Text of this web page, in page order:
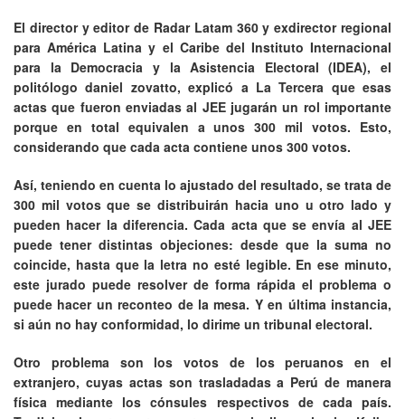
El director y editor de Radar Latam 360 y exdirector regional
para América Latina y el Caribe del Instituto Internacional
para la Democracia y la Asistencia Electoral (IDEA), el
politólogo daniel zovatto, explicó a La Tercera que esas
actas que fueron enviadas al JEE jugarán un rol importante
porque en total equivalen a unos 300 mil votos. Esto,
considerando que cada acta contiene unos 300 votos.
Así, teniendo en cuenta lo ajustado del resultado, se trata de
300 mil votos que se distribuirán hacia uno u otro lado y
pueden hacer la diferencia. Cada acta que se envía al JEE
puede tener distintas objeciones: desde que la suma no
coincide, hasta que la letra no esté legible. En ese minuto,
este jurado puede resolver de forma rápida el problema o
puede hacer un reconteo de la mesa. Y en última instancia,
si aún no hay conformidad, lo dirime un tribunal electoral.
Otro problema son los votos de los peruanos en el
extranjero, cuyas actas son trasladadas a Perú de manera
física mediante los cónsules respectivos de cada país.